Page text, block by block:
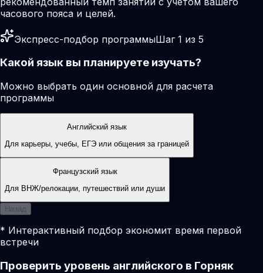
часового пояса и целей.
Экспресс-подбор программыШаг 1 из 5
Какой язык вы планируете изучать?
Можно выбрать один основной для расчета
программы
Английский язык
Для карьеры, учебы, ЕГЭ или общения за границей
Французский язык
Для ВНЖ/релокации, путешествий или души
Назад
* Интерактивный подбор экономит время первой
встречи
Проверить уровень английского в Горняк